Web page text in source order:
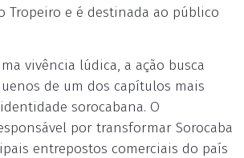
Tropeiro e é destinada ao público
vivência lúdica, a ação busca
de um dos capítulos mais
sorocabana. O
por transformar Sorocaba
entrepostos comerciais do país